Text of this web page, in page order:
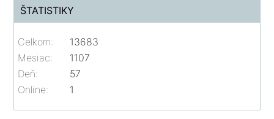
ŠTATISTIKY
Online: 1
Celkom:
13683
Mesiac:
1107
Deň:
57